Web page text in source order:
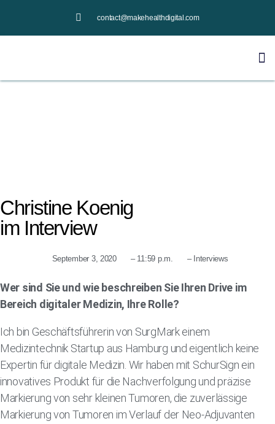
contact@makehealthdigital.com
Christine Koenig
im Interview
September 3, 2020 –11:59 p.m. – Interviews
Wer sind Sie und wie beschreiben Sie Ihren Drive im
Bereich digitaler Medizin, Ihre Rolle?
Ich bin Geschäftsführerin von SurgMark einem
Medizintechnik Startup aus Hamburg und eigentlich keine
Expertin für digitale Medizin. Wir haben mit SchurSign ein
innovatives Produkt für die Nachverfolgung und präzise
Markierung von sehr kleinen Tumoren, die zuverlässige
Markierung von Tumoren im Verlauf der Neo-Adjuvanten